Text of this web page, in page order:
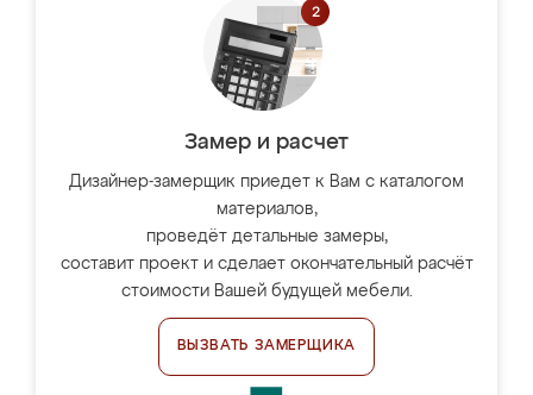
Замер и расчет
Дизайнер-замерщик приедет к Вам с каталогом
материалов,
проведёт детальные замеры,
составит проект и сделает окончательный расчёт
стоимости Вашей будущей мебели.
ВЫЗВАТЬ ЗАМЕРЩИКА